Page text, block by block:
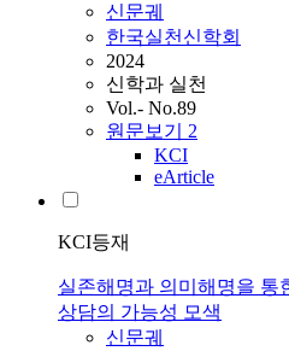
신문궤
한국실천신학회
2024
신학과 실천
Vol.- No.89
원문보기 2
KCI
eArticle
KCI등재
실존해명과 의미해명을 통
상담의 가능성 모색
신문궤